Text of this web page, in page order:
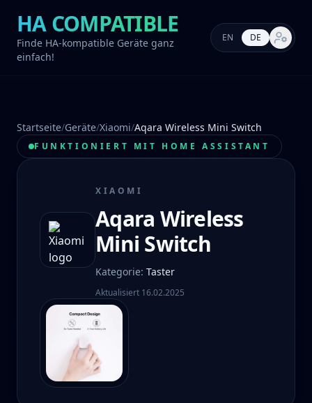
HA COMPATIBLE
Finde HA-kompatible Geräte ganz
einfach!
EN DE Markt-
Startseite/Geräte/Xiaomi/Aqara Wireless Mini Switch
FUNKTIONIERT MIT HOME ASSISTANT
XIAOMI
Aqara Wireless
Mini Switch
Kategorie: Taster
Aktualisiert 16.02.2025